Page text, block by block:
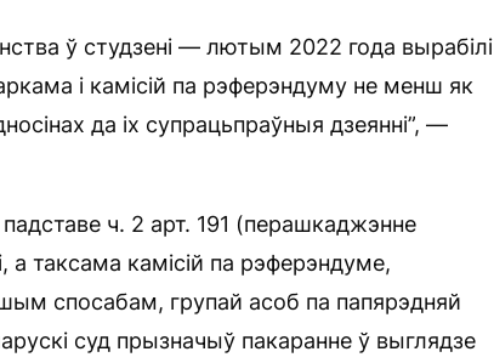
ў студзені — лютым 2022 года вырабілі
і камісій па рэферэндуму не менш як
да іх супрацьпраўныя дзеянні”, —
ч. 2 арт. 191 (перашкаджэнне
а таксама камісій па рэферэндуме,
спосабам, групай асоб па папярэдняй
суд прызначыў пакаранне ў выглядзе